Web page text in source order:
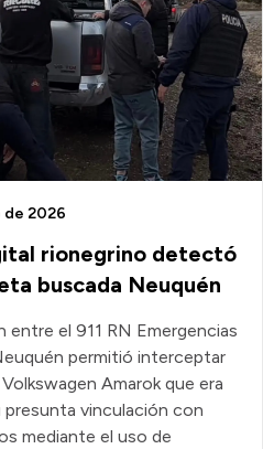
rionegrino detectó
buscada Neuquén
de 2026
entre el 911 RN Emergencias
permitió interceptar
Amarok que era
presunta vinculación con
mediante el uso de